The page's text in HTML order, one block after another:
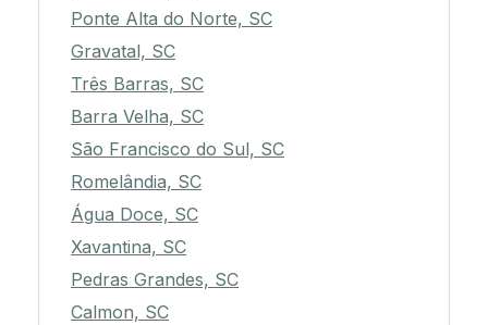
Ponte Alta do Norte, SC
Gravatal, SC
Três Barras, SC
Barra Velha, SC
São Francisco do Sul, SC
Romelândia, SC
Água Doce, SC
Xavantina, SC
Pedras Grandes, SC
Calmon, SC